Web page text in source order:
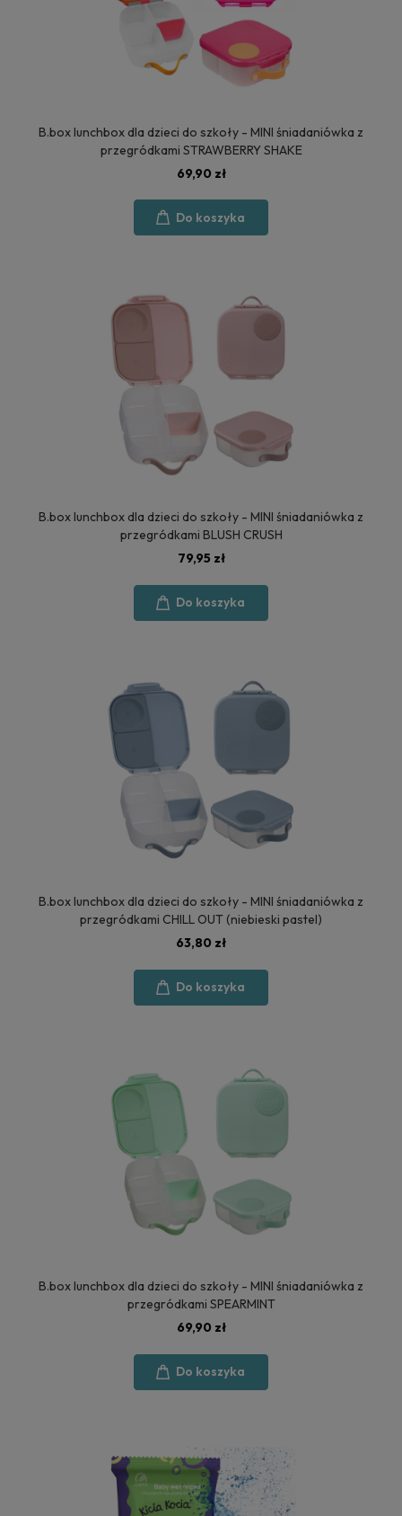
B.box lunchbox dla dzieci do szkoły - MINI śniadaniówka z
przegródkami STRAWBERRY SHAKE
69,90 zł
Do koszyka
B.box lunchbox dla dzieci do szkoły - MINI śniadaniówka z
przegródkami BLUSH CRUSH
79,95 zł
Do koszyka
B.box lunchbox dla dzieci do szkoły - MINI śniadaniówka z
przegródkami CHILL OUT (niebieski pastel)
63,80 zł
Do koszyka
B.box lunchbox dla dzieci do szkoły - MINI śniadaniówka z
przegródkami SPEARMINT
69,90 zł
Do koszyka